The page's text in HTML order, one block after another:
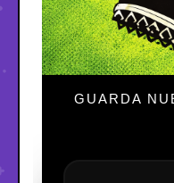
GUARDA